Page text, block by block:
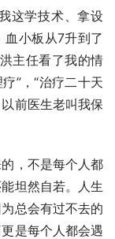
这学技术、拿设
小板从7升到了
主任看了我的情
”，“治疗二十天
前医生老叫我保
，不是每个人都
坦然自若。人生
总会有过不去的
是每个人都会遇